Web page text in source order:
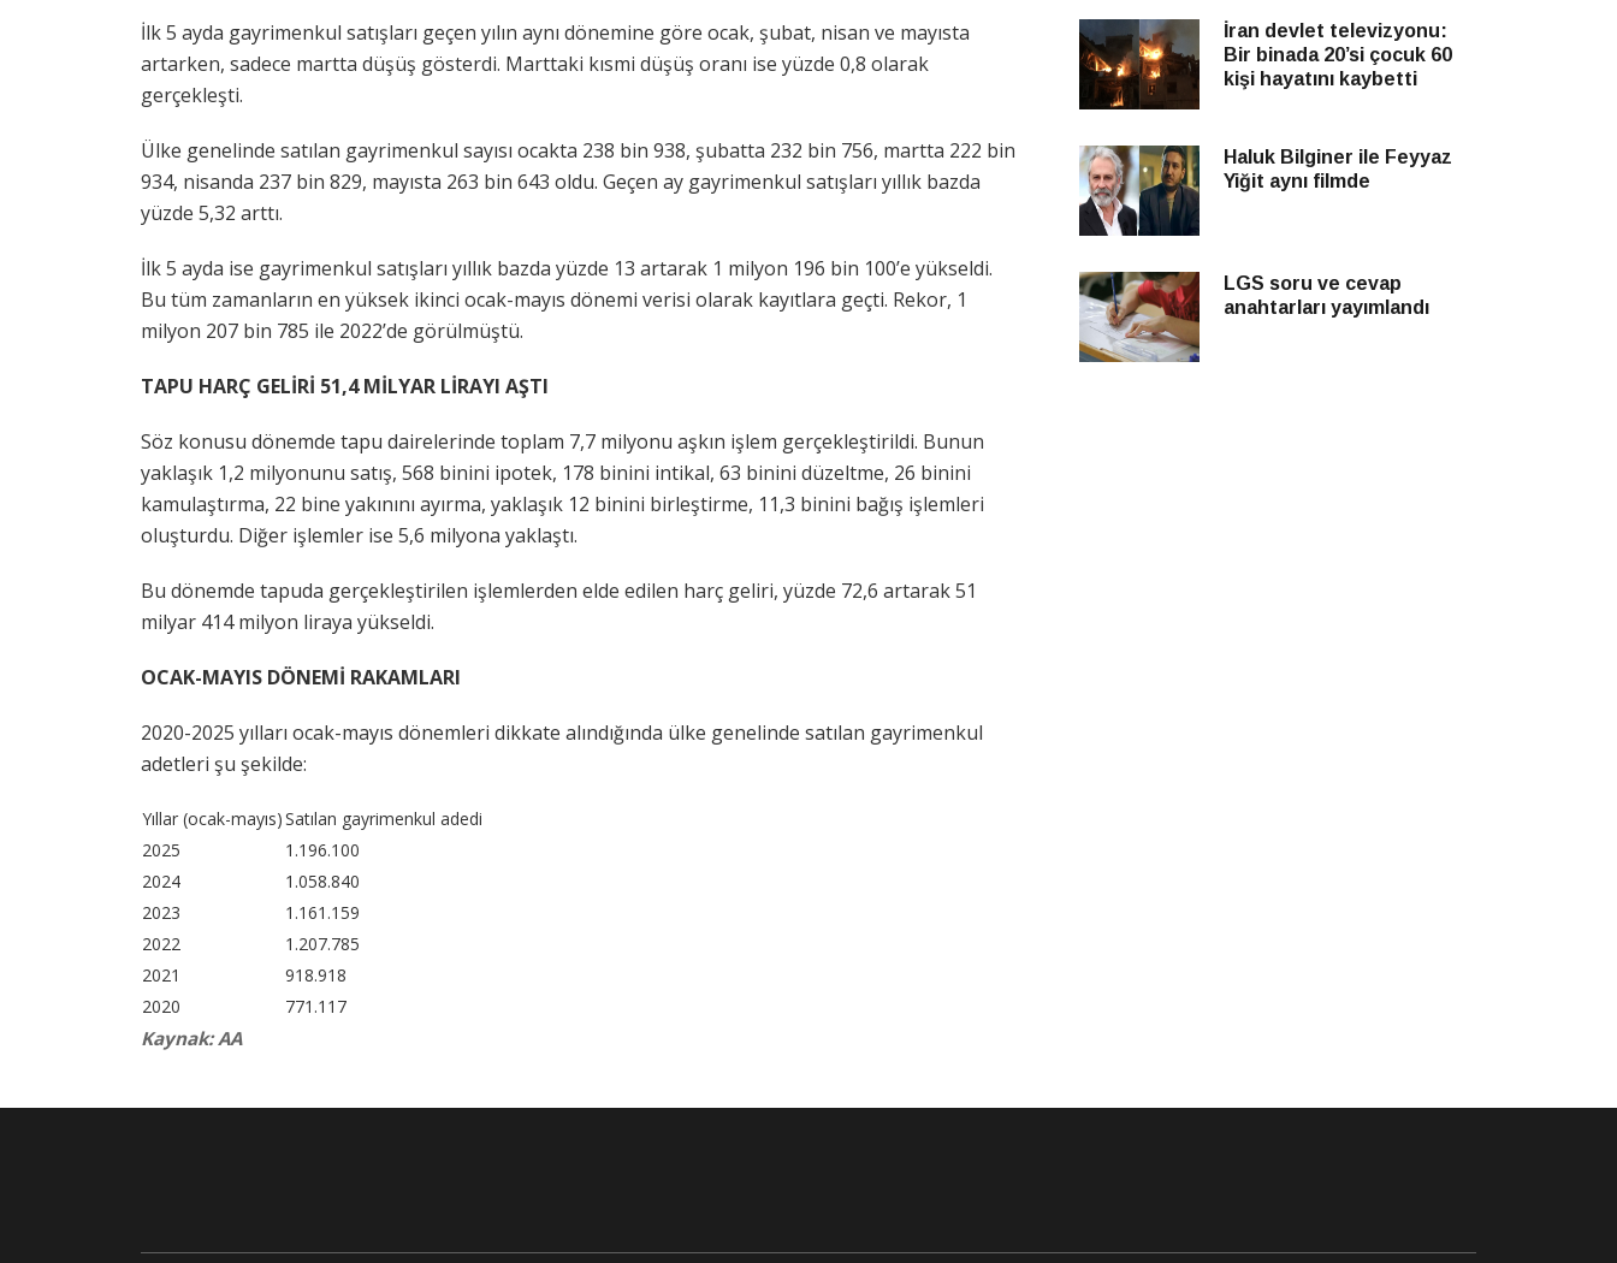
İlk 5 ayda gayrimenkul satışları geçen yılın aynı dönemine göre ocak, şubat, nisan ve mayısta
artarken, sadece martta düşüş gösterdi. Marttaki kısmi düşüş oranı ise yüzde 0,8 olarak
gerçekleşti.
Ülke genelinde satılan gayrimenkul sayısı ocakta 238 bin 938, şubatta 232 bin 756, martta 222 bin
934, nisanda 237 bin 829, mayısta 263 bin 643 oldu. Geçen ay gayrimenkul satışları yıllık bazda
yüzde 5,32 arttı.
İlk 5 ayda ise gayrimenkul satışları yıllık bazda yüzde 13 artarak 1 milyon 196 bin 100’e yükseldi.
Bu tüm zamanların en yüksek ikinci ocak-mayıs dönemi verisi olarak kayıtlara geçti. Rekor, 1
milyon 207 bin 785 ile 2022’de görülmüştü.
TAPU HARÇ GELİRİ 51,4 MİLYAR LİRAYI AŞTI
Söz konusu dönemde tapu dairelerinde toplam 7,7 milyonu aşkın işlem gerçekleştirildi. Bunun
yaklaşık 1,2 milyonunu satış, 568 binini ipotek, 178 binini intikal, 63 binini düzeltme, 26 binini
kamulaştırma, 22 bine yakınını ayırma, yaklaşık 12 binini birleştirme, 11,3 binini bağış işlemleri
oluşturdu. Diğer işlemler ise 5,6 milyona yaklaştı.
Bu dönemde tapuda gerçekleştirilen işlemlerden elde edilen harç geliri, yüzde 72,6 artarak 51
milyar 414 milyon liraya yükseldi.
OCAK-MAYIS DÖNEMİ RAKAMLARI
2020-2025 yılları ocak-mayıs dönemleri dikkate alındığında ülke genelinde satılan gayrimenkul
adetleri şu şekilde:
Yıllar (ocak-mayıs)Satılan gayrimenkul adedi
2025
1.196.100
2024
1.058.840
2023
1.161.159
2022
1.207.785
2021
918.918
2020
771.117
Kaynak: AA
İran devlet televizyonu:
Bir binada 20’si çocuk 60
kişi hayatını kaybetti
Haluk Bilginer ile Feyyaz
Yiğit aynı filmde
LGS soru ve cevap
anahtarları yayımlandı